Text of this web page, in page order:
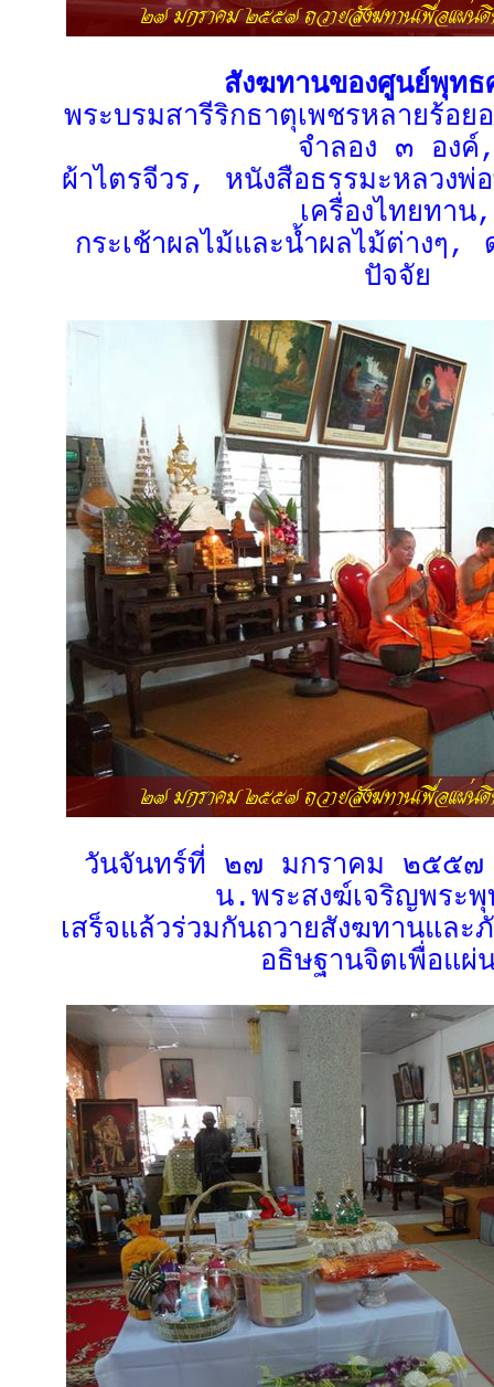
สังฆทานของศูนย์พุทธ
พระบรมสารีริกธาตุเพชรหลายร้อ
จำลอง ๓ องค์
ผ้าไตรจีวร, หนังสือธรรมะหลวงพ่
เครื่องไทยทาน,
กระเช้าผลไม้และน้ำผลไม้ต่างๆ,
ปัจจัย
วันจันทร์ที่ ๒๗ มกราคม ๒๕๕๗
น.พระสงฆ์เจริญพระ
เสร็จแล้วร่วมกันถวายสังฆทานแล
อธิษฐานจิตเพื่อแผ่